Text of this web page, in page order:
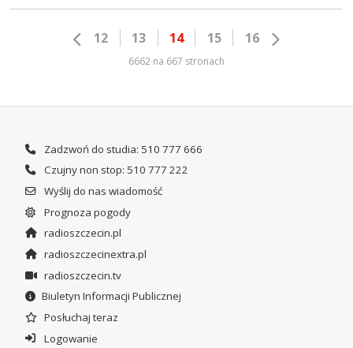
12 13 14 15 16
6662 na 667 stronach
Zadzwoń do studia: 510 777 666
Czujny non stop: 510 777 222
Wyślij do nas wiadomość
Prognoza pogody
radioszczecin.pl
radioszczecinextra.pl
radioszczecin.tv
Biuletyn Informacji Publicznej
Posłuchaj teraz
Logowanie